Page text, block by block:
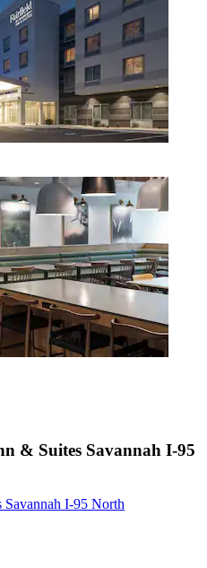
& Suites Savannah I-95
I-95 North